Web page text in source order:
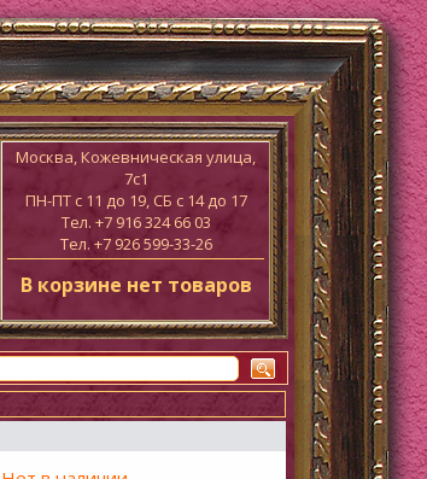
Москва, Кожевническая улица,
7с1
ПН-ПТ c 11 до 19, СБ с 14 до 17
Тел. +7 916 324 66 03
Тел. +7 926 599-33-26
В корзине нет товаров